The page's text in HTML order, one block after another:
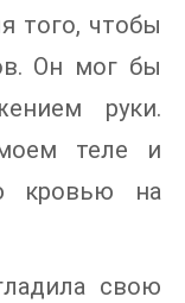
того, чтобы
Он мог бы
руки.
теле и
кровью на
свою